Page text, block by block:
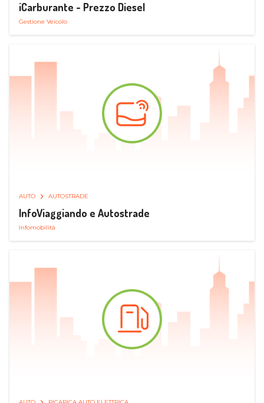
iCarburante - Prezzo Diesel
Gestione Veicolo
AUTO AUTOSTRADE
InfoViaggiando e Autostrade
Infomobilità